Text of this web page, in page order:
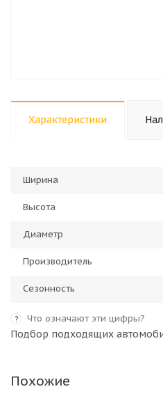
Характеристики
Ширина
Высота
Диаметр
Производитель
Сезонность
? Что означают эти цифры?
Подбор подходящих
Похожие